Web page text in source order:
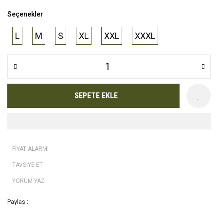
Seçenekler
L M S XL XXL XXXL
SEPETE EKLE
FİYAT ALARMI
TAVSİYE ET
YORUM YAZ
Paylaş :